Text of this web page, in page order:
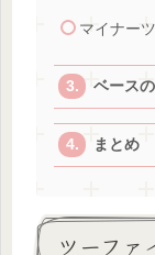
マイナー
ベース
まとめ
ツーファ